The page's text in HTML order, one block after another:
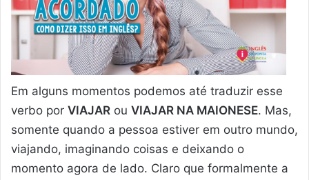
Em alguns momentos podemos até traduzir esse
verbo por VIAJAR ou VIAJAR NA MAIONESE. Mas,
somente quando a pessoa estiver em outro mundo,
viajando, imaginando coisas e deixando o
momento agora de lado. Claro que formalmente a